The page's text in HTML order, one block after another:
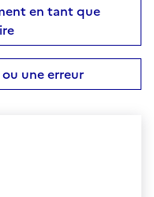
en tant que
une erreur